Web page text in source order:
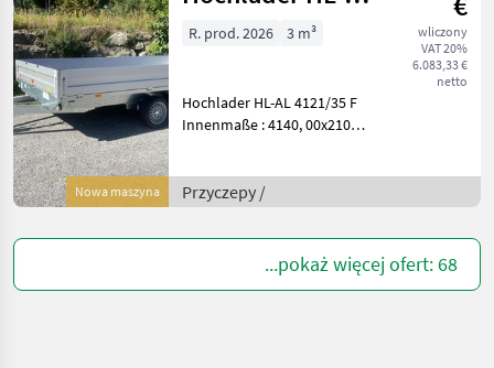
Nowa maszyna
4121/35F 3500kg
wliczony
VAT 20%
6.083,33 €
netto
R. prod. 2026 3 m³
Hochlader HL-AL 4121/35 F
Innenmaße : 4140, 00x2100,
Nutzlast 2674kg Zweiachs-
Modell Bereifung: 195/50 R
13 C Felg
Przyczepy /
...pokaż więcej ofert: 68